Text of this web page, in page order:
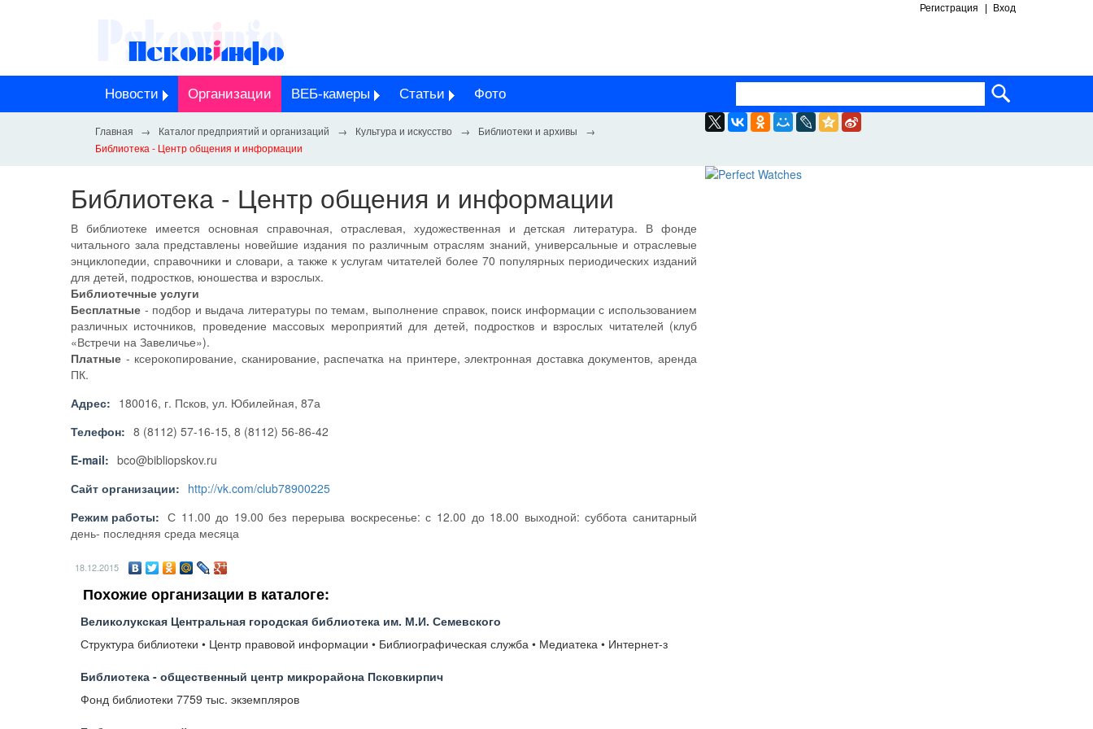
Регистрация Вход
Новости Организации ВЕБ-камеры Статьи Фото
Каталог предприятий и организаций Культура и искусство
Библиотеки и архивы
Библиотека - Центр общения и информации
Библиотека - Центр общения и информации
В библиотеке имеется основная справочная, отраслевая, художественная и детская литература. В фонде
читального зала представлены новейшие издания по различным отраслям знаний, универсальные и отраслевые
энциклопедии, справочники и словари, а также к услугам читателей более 70 популярных периодических изданий
для детей, подростков, юношества и взрослых.
Библиотечные услуги
Бесплатные - подбор и выдача литературы по темам, выполнение справок, поиск информации с использованием
различных источников, проведение массовых мероприятий для детей, подростков и взрослых читателей (клуб
«Встречи на Завеличье»).
Платные - ксерокопирование, сканирование, распечатка на принтере, электронная доставка документов, аренда
ПК.
Адрес: 180016, г. Псков, ул. Юбилейная, 87а
Телефон: 8 (8112) 57-16-15, 8 (8112) 56-86-42
E-mail: bco@bibliopskov.ru
Сайт организации: http://vk.com/club78900225
Режим работы: С 11.00 до 19.00 без перерыва воскресенье: с 12.00 до 18.00 выходной: суббота санитарный
день- последняя среда месяца
18.12.2015
Похожие организации в каталоге:
Великолукская Центральная городская библиотека им. М.И. Семевского
Структура библиотеки • Центр правовой информации • Библиографическая служба • Медиатека • Интернет-з
Библиотека - общественный центр микрорайона Псковкирпич
Фонд библиотеки 7759 тыс. экземпляров